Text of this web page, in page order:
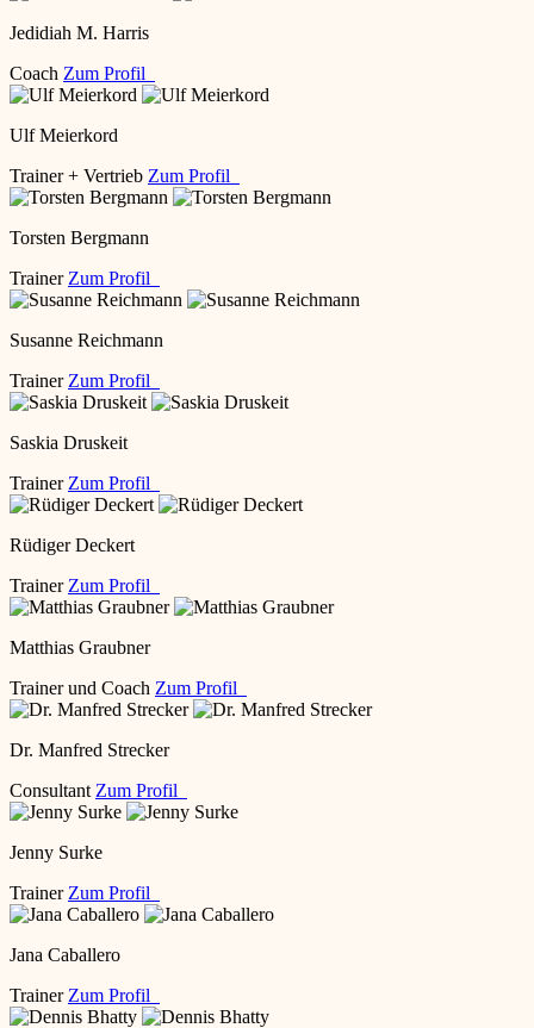
Jedidiah M. Harris
Coach Zum Profil
Ulf Meierkord
Trainer + Vertrieb Zum Profil
Torsten Bergmann
Trainer Zum Profil
Susanne Reichmann
Trainer Zum Profil
Saskia Druskeit
Trainer Zum Profil
Rüdiger Deckert
Trainer Zum Profil
Matthias Graubner
Trainer und Coach Zum Profil
Dr. Manfred Strecker
Consultant Zum Profil
Jenny Surke
Trainer Zum Profil
Jana Caballero
Trainer Zum Profil